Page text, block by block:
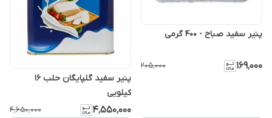
پنیر سفید صباح - 400 گرمی
۱۶۹٬۰۰۰ ۲۰۵٬۰۰۰
پنیر سفید گلپایگان حلب 16
کیلویی
۴٬۵۵۰٬۰۰۰ ۴٬۶۵۰٬۰۰۰